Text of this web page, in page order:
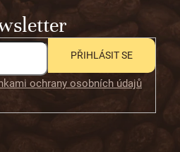
ochrany osobních údajů
PŘIHLÁSIT SE